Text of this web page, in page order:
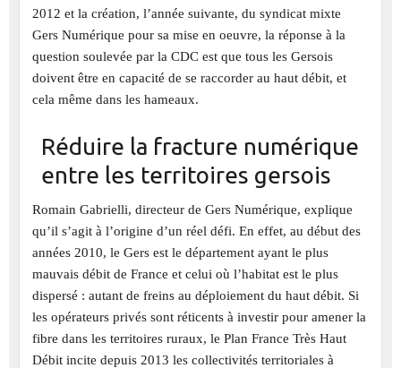
2012 et la création, l’année suivante, du syndicat mixte
Gers Numérique pour sa mise en oeuvre, la réponse à la
question soulevée par la CDC est que tous les Gersois
doivent être en capacité de se raccorder au haut débit, et
cela même dans les hameaux.
Réduire la fracture numérique
entre les territoires gersois
Romain Gabrielli, directeur de Gers Numérique, explique
qu’il s’agit à l’origine d’un réel défi. En effet, au début des
années 2010, le Gers est le département ayant le plus
mauvais débit de France et celui où l’habitat est le plus
dispersé : autant de freins au déploiement du haut débit. Si
les opérateurs privés sont réticents à investir pour amener la
fibre dans les territoires ruraux, le Plan France Très Haut
Débit incite depuis 2013 les collectivités territoriales à